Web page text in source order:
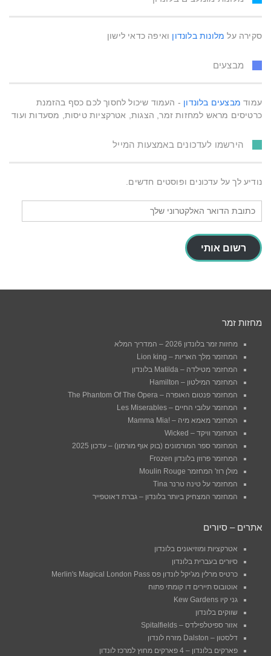
סקירה על מלונות בלונדון ואיפה כדאי לישון
מבצעים
עמוד מבצעים בלונדון - העמוד שיכול לחסוך לכם כסף בהזמנת
כרטיסים מראש למחזות זמר, הצגות, אטרקציות טיסות, מסעדות ועוד
הירשמו לעדכונים באמצעות המייל
נודיע לך על עדכונים ופוסטים חדשים.
הדואר
האלקטרוני
שלך רשום אותי
מחזות זמר
מחזות זמר בלונדון 2026 – המדריך המלא
המחזמר מלך האריות – Lion king
המחזמר מטילדה – Matilda בלונדון
המחזמר המילטון – Hamilton
המחזמר פנטום האופרה – The Phantom Of The Opera
המחזמר עלובי החיים – Les Miserables
המחזמר מאמא מיה – !Mamma Mia
המחזמר וויקד – Wicked
המחזמר ספר המורמונים (בוק אוף מורמון) – עדכון 2025
המחזמר פרוזן בלונדון Frozen
מולן רוז' המחזמר Moulin Rouge
המחזמר על טינה טרנר Tina
המחזמר המצחיק ביותר בלונדון – גברת דאוטפייר
אתרים – סיורים
אטרקציות ומוזיאונים בלונדון
סיורים בעברית בלונדון
כרטיס מרלין מג'יקל לונדון פס Merlin's Magical London Pass
אוטובוס תיירים דו קומתי פתוח
גני קיו Kew Gardens
שווקים בלונדון
אזור ספיטלפילדס – Spitalfields
דלסטון – Dalston מזרח לונדון
פארקים בלונדון – 4 פארקים מחוץ למרכז לונדון